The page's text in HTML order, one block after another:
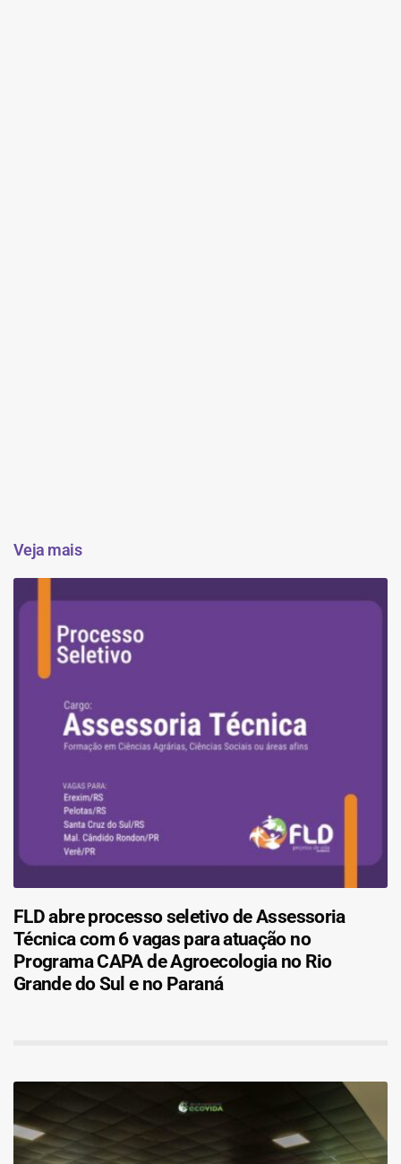
Veja mais
FLD abre processo seletivo de Assessoria
Técnica com 6 vagas para atuação no
Programa CAPA de Agroecologia no Rio
Grande do Sul e no Paraná